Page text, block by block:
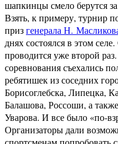
шапкинцы смело берутся
Взять, к примеру, турнир
призгенерала Н.
днях состоялся в этом
проводится уже второй
соревнования съехались
ребятишек из соседних
Борисоглебска, Липецка,
Балашова, Россоши, а
Уварова. И все было «по-
Организаторы дали